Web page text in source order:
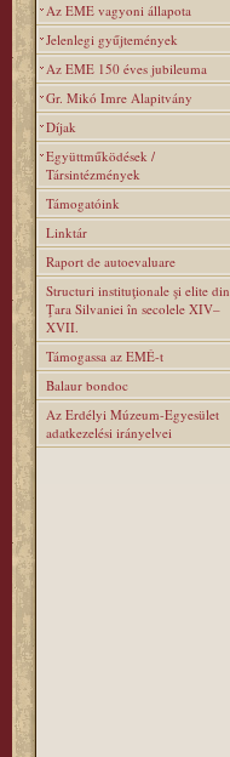
Az EME vagyoni állapota
Jelenlegi gyűjtemények
Az EME 150 éves jubileuma
Gr. Mikó Imre Alapitvány
Díjak
Együttműködések /
Társintézmények
Támogatóink
Linktár
Raport de autoevaluare
Structuri instituţionale şi elite din
Ţara Silvaniei în secolele XIV–
XVII.
Támogassa az EMÉ-t
Balaur bondoc
Az Erdélyi Múzeum-Egyesület
adatkezelési irányelvei